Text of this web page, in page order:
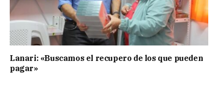
Lanari: «Buscamos el recupero de los que pueden
pagar»